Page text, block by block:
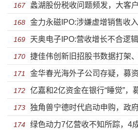
167 蠡湖股份税收问题频发，大客
168 金力永磁IPO:涉嫌虚增销售收
169 天奥电子IPO:营收增长不合逻
下滑
170 捷佳伟创新旧招股书数据打架
171 金华春光海外子公司存疑，募
展水平不匹配
172 亿嘉和2亿资金在银行“睡觉”，
173 独角兽宁德时代启动申购，政
贴利润下滑
174 绿色动力7亿营收不知所踪，4